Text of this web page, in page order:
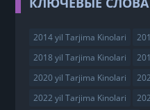
2014 yil Tarjima Kinolari
2018 yil Tarjima Kinolari
2020 yil Tarjima Kinolari
2022 yil Tarjima Kinolari